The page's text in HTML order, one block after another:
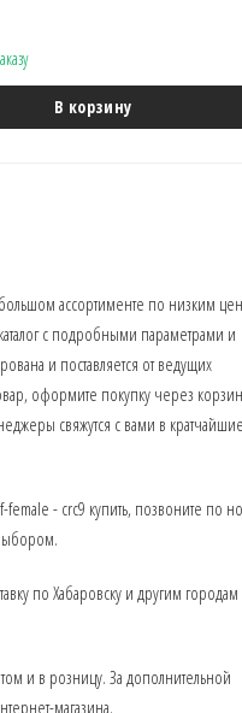
В корзину
ассортименте по низким
с подробными параметрами и
и поставляется от ведущих
оформите покупку через
свяжутся с вами в
female - crc9 купить, позвоните по
по Хабаровску и другим городам
и в розницу. За дополнительной
магазина.